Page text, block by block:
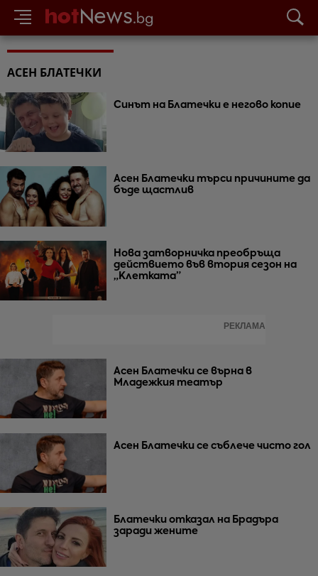
АСЕН БЛАТЕЧКИ
Синът на Блатечки е негово копие
Асен Блатечки търси причините да
бъде щастлив
Нова затворничка преобръща
действието във втория сезон на
„Клетката”
Асен Блатечки се върна в
Младежкия театър
Асен Блатечки се съблече чисто гол
Блатечки отказал на Брадъра
заради жените
РЕКЛАМА